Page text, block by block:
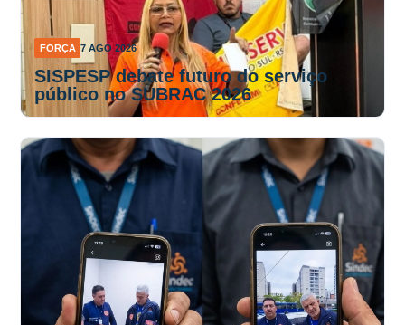
FORÇA 7 AGO 2026
SISPESP debate futuro do serviço
público no SUBRAC 2026